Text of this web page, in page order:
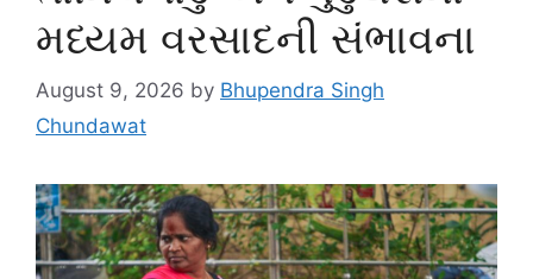
મધ્યમ વરસાદની સંભાવના
August 9, 2026 by Bhupendra Singh
Chundawat